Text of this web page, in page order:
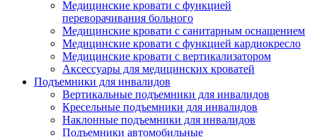
Медицинские кровати с функцией
переворачивания больного
Медицинские кровати с санитарным оснащением
Медицинские кровати с функцией кардиокресло
Медицинские кровати с вертикализатором
Аксессуары для медицинских кроватей
Подъемники для инвалидов
Вертикальные подъемники для инвалидов
Кресельные подъемники для инвалидов
Наклонные подъемники для инвалидов
Подъемники автомобильные